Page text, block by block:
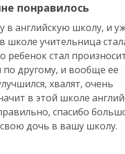
понравилось
в английскую школу, и
школе учительница
ребенок стал
другому, и вообще ее
хвалят, очень
в этой школе
спасибо
дочь в вашу школу.